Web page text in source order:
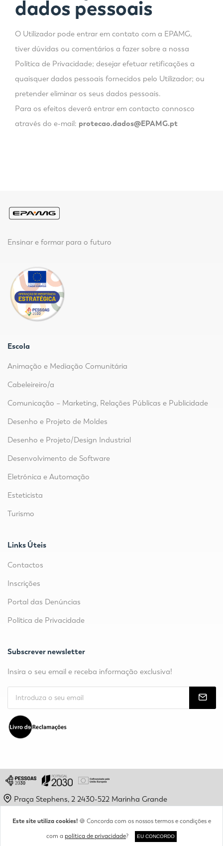
dados pessoais
O Utilizador pode entrar em contato com a EPAMG,
tiver dúvidas ou comentários a fazer sobre a nossa
Política de Privacidade; desejar efetuar retificações a
quaisquer dados pessoais fornecidos pelo Utilizador; ou
pretender eliminar os seus dados pessoais.
Para os efeitos deverá entrar em contacto connosco
através do e-mail: protecao.dados@EPAMG.pt
Ensinar e formar para o futuro
Escola
Animação e Mediação Comunitária
Cabeleireiro/a
Comunicação – Marketing, Relações Públicas e Publicidade
Desenho e Projeto de Moldes
Desenho e Projeto/Design Industrial
Desenvolvimento de Software
Eletrónica e Automação
Esteticista
Turismo
Links Úteis
Contactos
Inscrições
Portal das Denúncias
Política de Privacidade
Subscrever newsletter
Insira o seu email e receba informação exclusiva!
Praça Stephens, 2 2430-522 Marinha Grande
Este site utiliza cookies!🍪 Concorda com os nossos termos e condições e
com a política de privacidade? EU CONCORDO